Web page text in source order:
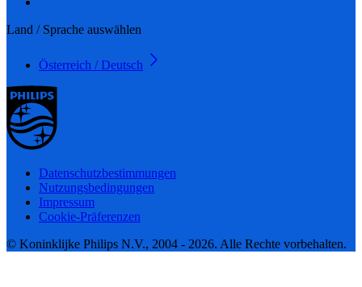
Land / Sprache auswählen
Österreich / Deutsch
Datenschutzbestimmungen
Nutzungsbedingungen
Impressum
Cookie-Präferenzen
© Koninklijke Philips N.V., 2004 - 2026. Alle Rechte vorbehalten.